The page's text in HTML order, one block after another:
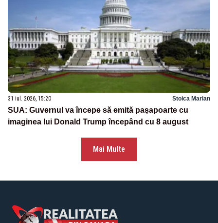
31 iul. 2026, 15:20 Stoica Marian
SUA: Guvernul va începe să emită paşapoarte cu
imaginea lui Donald Trump începând cu 8 august
Mai Multe